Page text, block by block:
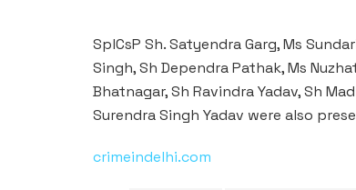
SplCsP Sh. Satyendra Garg, Ms
Singh, Sh Dependra Pathak, Ms
Bhatnagar, Sh Ravindra Yadav, Sh
Surendra Singh Yadav were also
crimeindelhi.com